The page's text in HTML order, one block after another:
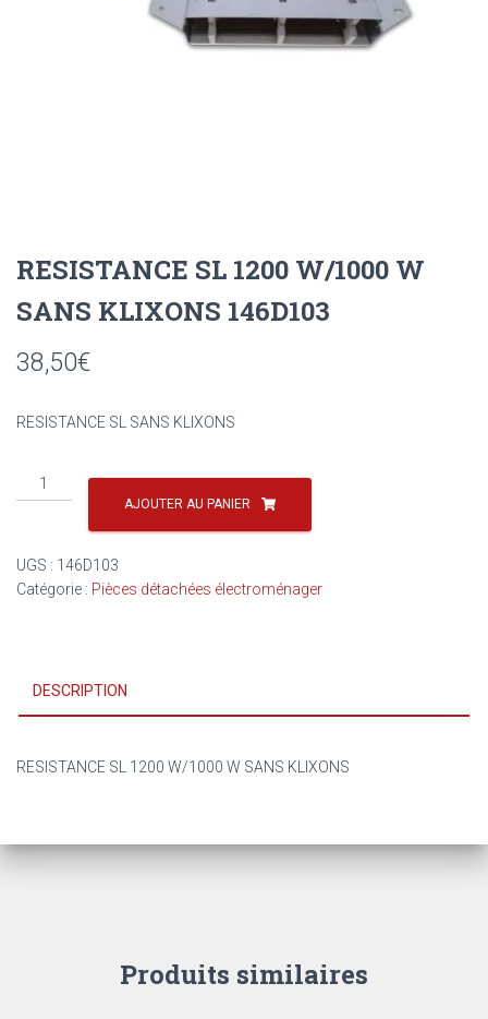
RESISTANCE SL 1200 W/1000 W
SANS KLIXONS 146D103
38,50€
RESISTANCE SL SANS KLIXONS
quantité
de
RESISTANCE
1200
W/1000
146D103
AJOUTER AU PANIER
UGS : 146D103
Catégorie : Pièces détachées électroménager
DESCRIPTION
RESISTANCE SL 1200 W/1000 W SANS KLIXONS
Produits similaires